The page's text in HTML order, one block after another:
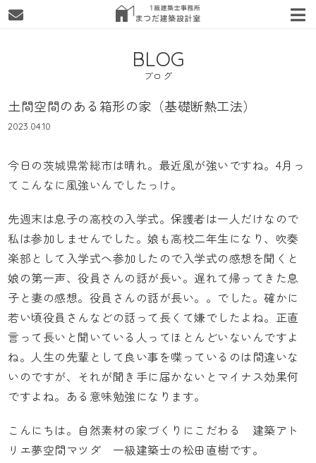
BLOG
ブログ
土間空間のある箱形の家（基礎断熱工法）
2023.04.10
今日の茨城県常総市は晴れ。最近風が強いですね。4月っ
てこんなに風強いんでしたっけ。
先週末は息子の高校の入学式。保護者は一人だけなので
私は参加しませんでした。娘も高校二年生になり、吹奏
楽部として入学式へ参加したので入学式の感想を聞くと
娘の第一声、役員さんの話が長い。遅れて帰ってきた息
子と妻の感想。役員さんの話が長い。。でした。確かに
若い頃役員さんなどの話って長くて嫌でしたよね。正直
言って長いと聞いている人ってほとんどいないんですよ
ね。人生の先輩として良い事を喋っているのは間違いな
いのですが、それが聞き手に届かないとマイナス効果何
ですよね。ある意味勉強になります。
こんにちは。自然素材の家づくりにこだわる 建築アト
リエ夢空間マツダ 一級建築士の松田直樹です。